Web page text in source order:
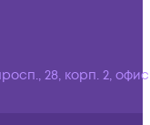
28, корп. 2,